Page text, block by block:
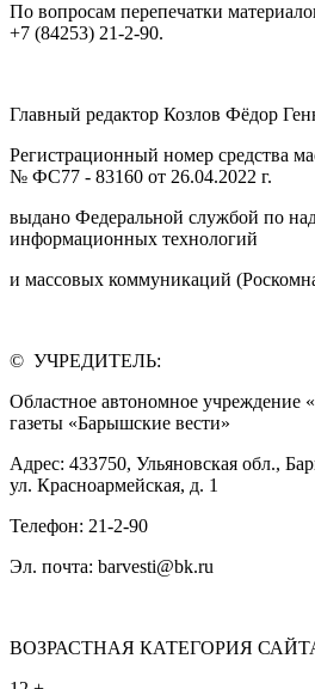
По вопросам перепечатки
+7 (84253) 21-2-90.
Главный редактор Козлов Фёдор
Регистрационный номер средства
№ ФС77 - 83160 от 26.04.2022 г.
выдано Федеральной службой по
информационных технологий
и массовых коммуникаций
© УЧРЕДИТЕЛЬ:
Областное автономное учреждение
газеты «Барышские вести»
Адрес: 433750, Ульяновская обл.,
ул. Красноармейская, д. 1
Телефон: 21-2-90
Эл. почта: barvesti@bk.ru
ВОЗРАСТНАЯ КАТЕГОРИЯ